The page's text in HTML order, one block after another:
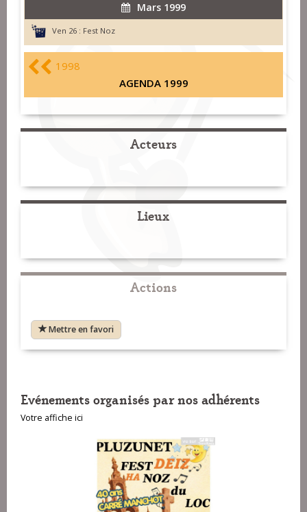
Mars 1999
Ven 26 : Fest Noz
1998
AGENDA 1999
Acteurs
Lieux
Actions
Mettre en favori
Evénements organisés par nos adhérents
Votre affiche ici